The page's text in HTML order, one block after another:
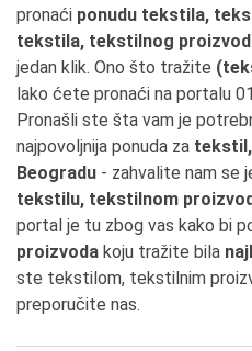
pronaći ponudu tekstila,
tekstila, tekstilnog
jedan klik. Ono što tražite
lako ćete pronaći na portalu
Pronašli ste šta vam je
najpovoljnija ponuda za
Beogradu - zahvalite nam se
tekstilu, tekstilnom
portal je tu zbog vas kako bi
proizvoda koju tražite bila
ste tekstilom, tekstilnim
preporučite nas.